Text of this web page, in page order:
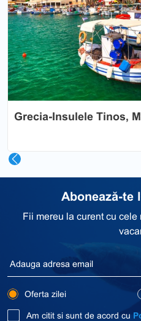
Grecia-Insulele Tinos,
Previous
Abonează-te
Fii mereu la curent cu
Oferta zilei
Am citit si sunt de acord cu